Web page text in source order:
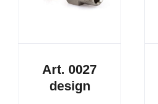
Art. 0027
design